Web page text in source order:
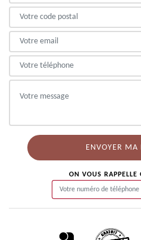
ON VOUS RAPPELLE